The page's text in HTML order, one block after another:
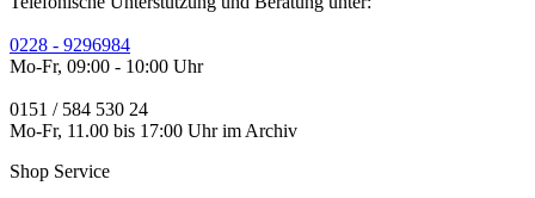
0228 - 9296984
Mo-Fr, 09:00 - 10:00 Uhr
0151 / 584 530 24
Mo-Fr, 11.00 bis 17:00 Uhr im Archiv
Shop Service